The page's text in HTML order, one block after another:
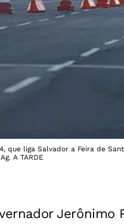
que liga Salvador a Feira de
A TARDE
Jerônimo